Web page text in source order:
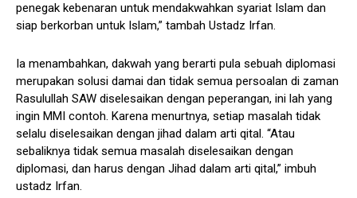
penegak kebenaran untuk mendakwahkan syariat Islam dan
siap berkorban untuk Islam,” tambah Ustadz Irfan.
Ia menambahkan, dakwah yang berarti pula sebuah diplomasi
merupakan solusi damai dan tidak semua persoalan di zaman
Rasulullah SAW diselesaikan dengan peperangan, ini lah yang
ingin MMI contoh. Karena menurtnya, setiap masalah tidak
selalu diselesaikan dengan jihad dalam arti qital. “Atau
sebaliknya tidak semua masalah diselesaikan dengan
diplomasi, dan harus dengan Jihad dalam arti qital,” imbuh
ustadz Irfan.